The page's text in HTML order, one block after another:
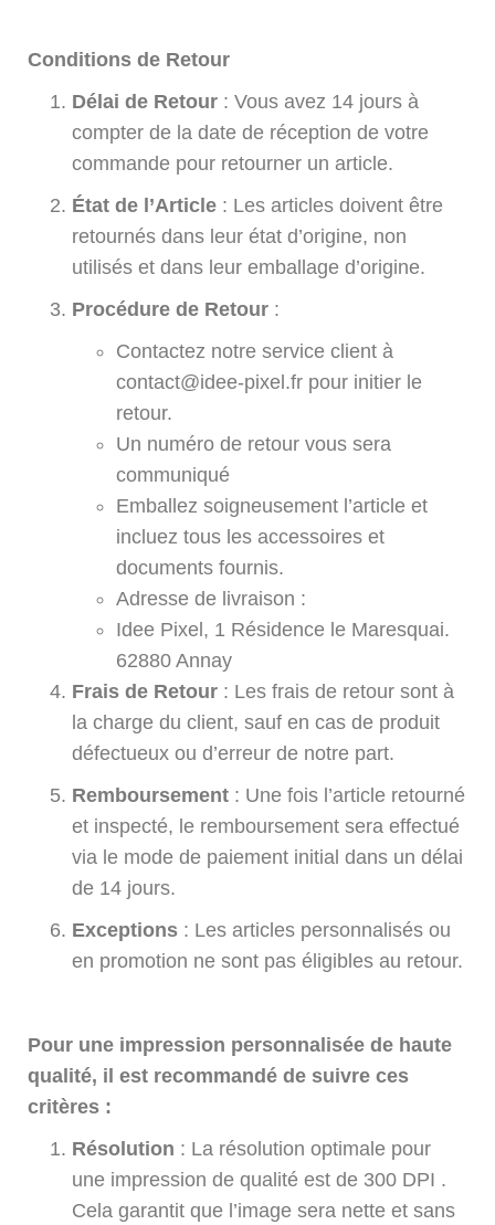
Conditions de Retour
Délai de Retour : Vous avez 14 jours à
compter de la date de réception de votre
commande pour retourner un article.
État de l’Article : Les articles doivent être
retournés dans leur état d’origine, non
utilisés et dans leur emballage d’origine.
Procédure de Retour :
Contactez notre service client à
contact@idee-pixel.fr pour initier le
retour.
Un numéro de retour vous sera
communiqué
Emballez soigneusement l’article et
incluez tous les accessoires et
documents fournis.
Adresse de livraison :
Idee Pixel, 1 Résidence le Maresquai.
62880 Annay
Frais de Retour : Les frais de retour sont à
la charge du client, sauf en cas de produit
défectueux ou d’erreur de notre part.
Remboursement : Une fois l’article retourné
et inspecté, le remboursement sera effectué
via le mode de paiement initial dans un délai
de 14 jours.
Exceptions : Les articles personnalisés ou
en promotion ne sont pas éligibles au retour.
Pour une impression personnalisée de haute
qualité, il est recommandé de suivre ces
critères :
Résolution : La résolution optimale pour
une impression de qualité est de 300 DPI .
Cela garantit que l’image sera nette et sans